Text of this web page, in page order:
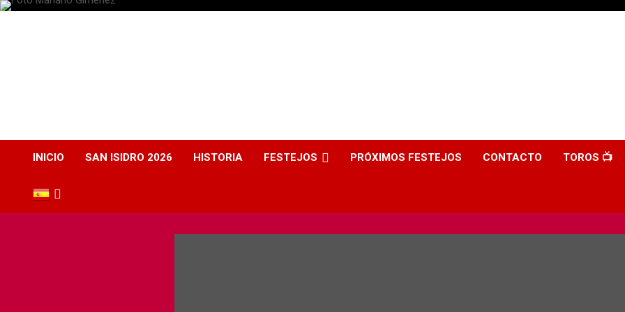
INICIO SAN ISIDRO 2026 HISTORIA FESTEJOS PRÓXIMOS FESTEJOS CONTACTO TOROS 📺